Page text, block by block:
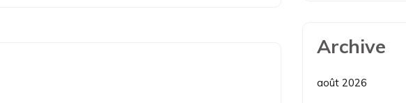
Archive
août 2026